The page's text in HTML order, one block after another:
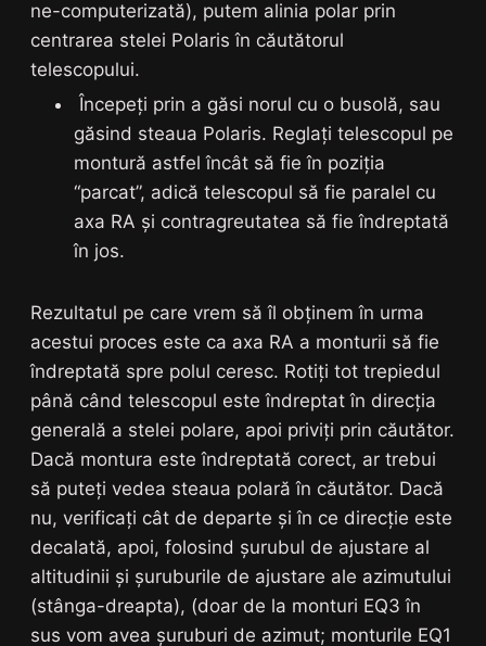
ne-computerizată), putem alinia polar prin
centrarea stelei Polaris în căutătorul
telescopului.
Începeți prin a găsi norul cu o busolă, sau
găsind steaua Polaris. Reglați telescopul pe
montură astfel încât să fie în poziția
“parcat”, adică telescopul să fie paralel cu
axa RA și contragreutatea să fie îndreptată
în jos.
Rezultatul pe care vrem să îl obținem în urma
acestui proces este ca axa RA a monturii să fie
îndreptată spre polul ceresc. Rotiți tot trepiedul
până când telescopul este îndreptat în direcția
generală a stelei polare, apoi priviți prin căutător.
Dacă montura este îndreptată corect, ar trebui
să puteți vedea steaua polară în căutător. Dacă
nu, verificați cât de departe și în ce direcție este
decalată, apoi, folosind șurubul de ajustare al
altitudinii și șuruburile de ajustare ale azimutului
(stânga-dreapta), (doar de la monturi EQ3 în
sus vom avea șuruburi de azimut; monturile EQ1